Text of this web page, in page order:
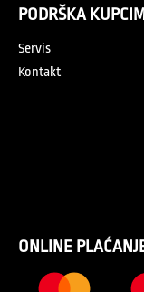
PODRŠKA
Servis
Kontakt
ONLINE